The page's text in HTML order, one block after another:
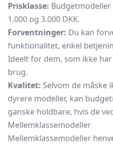
Prisklasse:
1.000 og 3.000 DKK.
Forventninger: Du kan
funktionalitet, enkel
Ideelt for dem, som ikke
brug.
Kvalitet: Selvom de måske
dyrere modeller, kan
ganske holdbare, hvis de
Mellemklassemodeller
Mellemklassemodeller